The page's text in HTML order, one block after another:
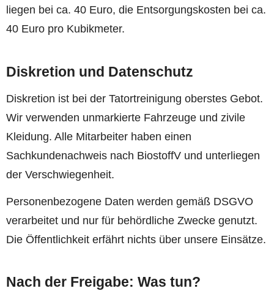
liegen bei ca. 40 Euro, die Entsorgungskosten bei ca.
40 Euro pro Kubikmeter.
Diskretion und Datenschutz
Diskretion ist bei der Tatortreinigung oberstes Gebot.
Wir verwenden unmarkierte Fahrzeuge und zivile
Kleidung. Alle Mitarbeiter haben einen
Sachkundenachweis nach BiostoffV und unterliegen
der Verschwiegenheit.
Personenbezogene Daten werden gemäß DSGVO
verarbeitet und nur für behördliche Zwecke genutzt.
Die Öffentlichkeit erfährt nichts über unsere Einsätze.
Nach der Freigabe: Was tun?